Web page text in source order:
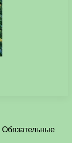
Обязательные